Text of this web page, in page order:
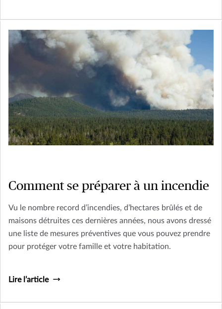
Comment se préparer à un incendie
Vu le nombre record d’incendies, d’hectares brûlés et de
maisons détruites ces dernières années, nous avons dressé
une liste de mesures préventives que vous pouvez prendre
pour protéger votre famille et votre habitation.
Lire l’article